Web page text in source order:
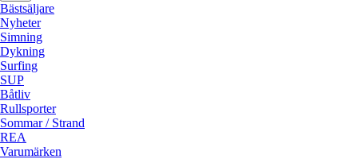
Bästsäljare
Nyheter
Simning
Dykning
Surfing
SUP
Båtliv
Rullsporter
Sommar / Strand
REA
Varumärken